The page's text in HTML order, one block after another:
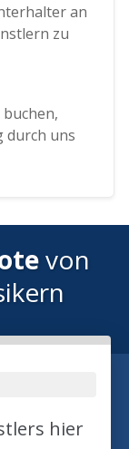
an
zu
durch uns
von
hier